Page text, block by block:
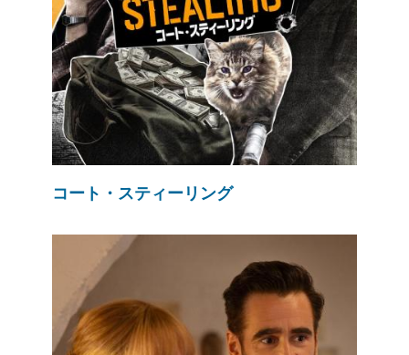
コート・スティーリング